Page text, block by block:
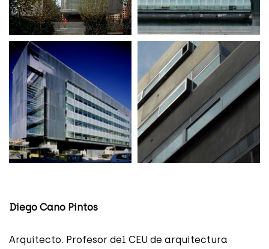
Diego Cano Pintos
Arquitecto. Profesor del CEU de arquitectura